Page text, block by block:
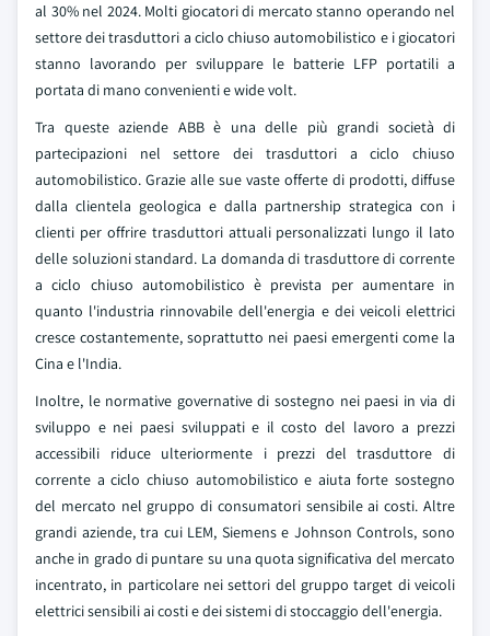
al 30% nel 2024. Molti giocatori di mercato stanno operando nel
settore dei trasduttori a ciclo chiuso automobilistico e i giocatori
stanno lavorando per sviluppare le batterie LFP portatili a
portata di mano convenienti e wide volt.
Tra queste aziende ABB è una delle più grandi società di
partecipazioni nel settore dei trasduttori a ciclo chiuso
automobilistico. Grazie alle sue vaste offerte di prodotti, diffuse
dalla clientela geologica e dalla partnership strategica con i
clienti per offrire trasduttori attuali personalizzati lungo il lato
delle soluzioni standard. La domanda di trasduttore di corrente
a ciclo chiuso automobilistico è prevista per aumentare in
quanto l'industria rinnovabile dell'energia e dei veicoli elettrici
cresce costantemente, soprattutto nei paesi emergenti come la
Cina e l'India.
Inoltre, le normative governative di sostegno nei paesi in via di
sviluppo e nei paesi sviluppati e il costo del lavoro a prezzi
accessibili riduce ulteriormente i prezzi del trasduttore di
corrente a ciclo chiuso automobilistico e aiuta forte sostegno
del mercato nel gruppo di consumatori sensibile ai costi. Altre
grandi aziende, tra cui LEM, Siemens e Johnson Controls, sono
anche in grado di puntare su una quota significativa del mercato
incentrato, in particolare nei settori del gruppo target di veicoli
elettrici sensibili ai costi e dei sistemi di stoccaggio dell'energia.